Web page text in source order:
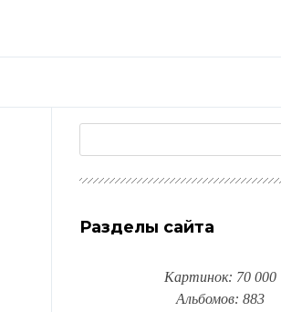
Разделы сайта
Картинок: 70 000
Альбомов: 883